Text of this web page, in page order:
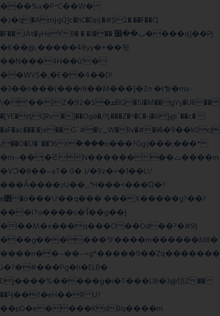
���%x�P^C��W�
�ݙ�q�Am}gQ]c�hC�Dp|:�#$2�.��F��C|
�F��JAt�yHsY8� � �J��� ب��׼����q]��Pj
�K��@,�����48yy�+��됫
��N���4H��ů'�
��WV$�,�E��4��D!
�3��n���(���rR��M���]�Zn �ғ¶r�mx-
\�'��}Z�92�S�ܩBG�5I�M��gYy�Uȅ��
�[YE�դQRv�]��Ogə�/?|;���Z�^�C�-|�6]@`��c�
�aF�ac���.�}e��G`#�!c_W�Rv�#�Ѩ�9��k0c|
/��O�Ʋ�`��'16rؒ�:���o���?Gg{���;���*
�m~��;�Ƨ:N��������ٿ����m
�VϽ�8��~aT� 0� J/�9z�=�1��L!/
���Ǡ����zU��_"H���<���Ώ�?
e߻�ó���\?��q��� ���X�����g?��?
���ϊ7o����s�'Ĩ��g��}
�l��M�x���q���O��Od��?�#9}
���g������'9'����m������M8�
����n��~��~=g*�����9��Zq�������
ڏ�?�#���Pg�h�ELB�
Dj����%�����g�i�T���L8i�3@恄Z��
��Ҷ��f�eH��R U?
��pD�e����KdBq����m